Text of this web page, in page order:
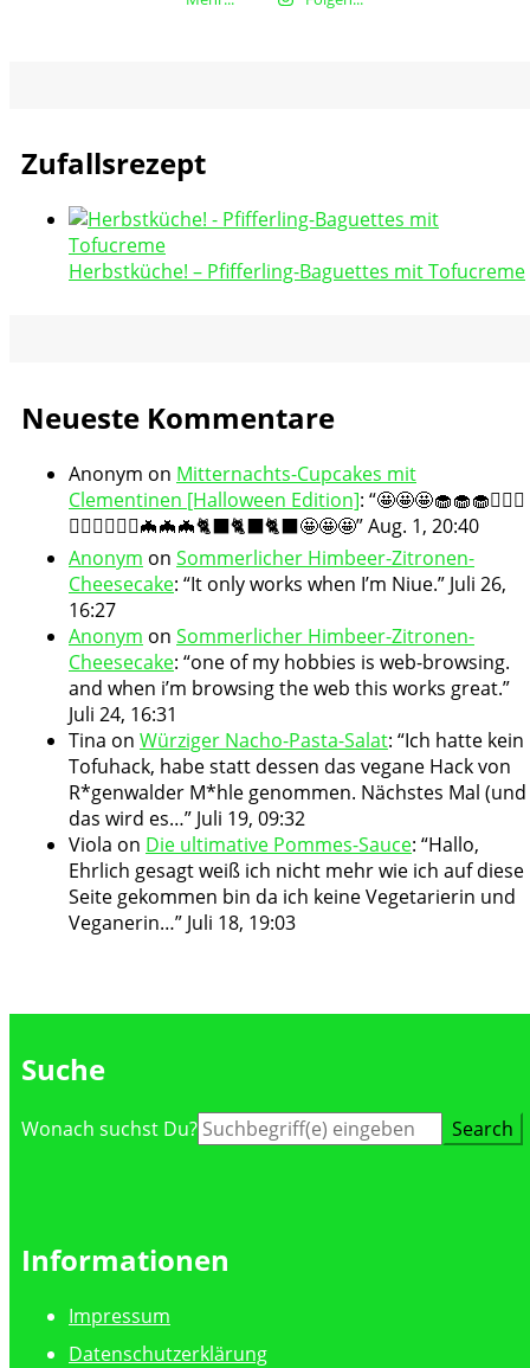
Zufallsrezept
Herbstküche! – Pfifferling-Baguettes mit Tofucreme
Neueste Kommentare
Anonym on Mitternachts-Cupcakes mit
Clementinen [Halloween Edition]: “🤩🤩🤩🧁🧁🧁🧛🏻‍♀️
🧛🏻‍♀️🧛🏻‍♀️🦇🦇🦇🐈‍⬛🐈‍⬛🐈‍⬛🤩🤩🤩”Aug. 1, 20:40
Anonym on Sommerlicher Himbeer-Zitronen-
Cheesecake: “It only works when I’m Niue.” Juli 26,
16:27
Anonym on Sommerlicher Himbeer-Zitronen-
Cheesecake: “one of my hobbies is web-browsing.
and when i’m browsing the web this works great.”
Juli 24, 16:31
Tina on Würziger Nacho-Pasta-Salat: “Ich hatte kein
Tofuhack, habe statt dessen das vegane Hack von
R*genwalder M*hle genommen. Nächstes Mal (und
das wird es…” Juli 19, 09:32
Viola on Die ultimative Pommes-Sauce: “Hallo,
Ehrlich gesagt weiß ich nicht mehr wie ich auf diese
Seite gekommen bin da ich keine Vegetarierin und
Veganerin…” Juli 18, 19:03
Suche
Suche
Wonach suchst Du?
Informationen
Impressum
Datenschutzerklärung